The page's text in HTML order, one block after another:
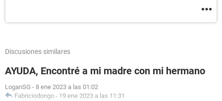
Discusiones similares
AYUDA, Encontré a mi madre con mi hermano
LoganSG - 8 ene 2023 a las 01:02
Fabriciodongo - 19 ene 2023 a las 11:31